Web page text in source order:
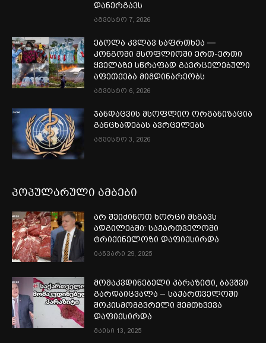
დანერგავს
აგვისტო 7, 2026
ებოლა კვლავ საფრთხეა —
კონგოში მსოფლიოში ერთ-ერთი
ყველაზე სწრაფად გავრცელებული
აფეთქება მიმდინარეობს
აგვისტო 6, 2026
ჯანდაცვის მსოფლიო ორგანიზაცია
განცხადებას ავრცელებს
აგვისტო 3, 2026
პოპულარული ამბები
არ შეიძინოთ ხორცი მსგავს
ადგილებში: საქართველოში
ტრიქინელოზი დაფიქსირდა
იანვარი 29, 2025
მომაკვდინებელი პარაზიტი, ბავშვი
გარდაიცვალა – საქართველოში
შოკისმომგვრელი შემთხვევა
დაფიქსირდა
მაისი 13, 2025